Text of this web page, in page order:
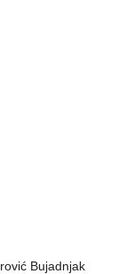
Bujadnjak